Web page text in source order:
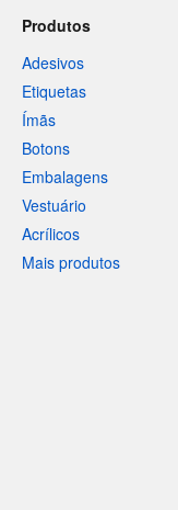
Produtos
Adesivos
Etiquetas
Ímãs
Botons
Embalagens
Vestuário
Acrílicos
Mais produtos